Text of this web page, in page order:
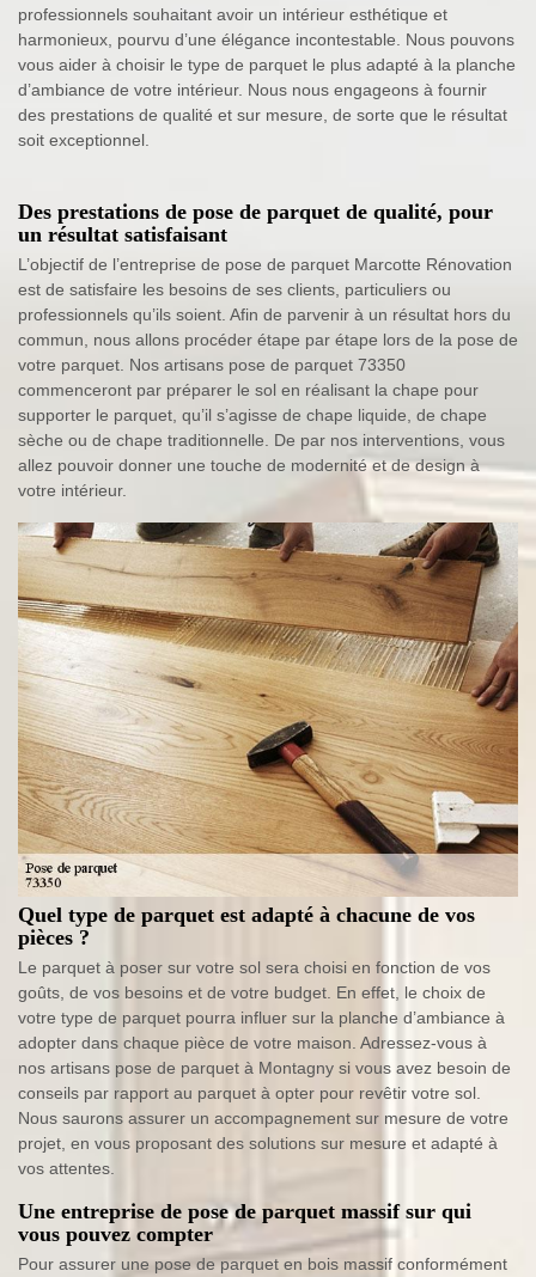
professionnels souhaitant avoir un intérieur esthétique et
harmonieux, pourvu d’une élégance incontestable. Nous pouvons
vous aider à choisir le type de parquet le plus adapté à la planche
d’ambiance de votre intérieur. Nous nous engageons à fournir
des prestations de qualité et sur mesure, de sorte que le résultat
soit exceptionnel.
Des prestations de pose de parquet de qualité, pour
un résultat satisfaisant
L’objectif de l’entreprise de pose de parquet Marcotte Rénovation
est de satisfaire les besoins de ses clients, particuliers ou
professionnels qu’ils soient. Afin de parvenir à un résultat hors du
commun, nous allons procéder étape par étape lors de la pose de
votre parquet. Nos artisans pose de parquet 73350
commenceront par préparer le sol en réalisant la chape pour
supporter le parquet, qu’il s’agisse de chape liquide, de chape
sèche ou de chape traditionnelle. De par nos interventions, vous
allez pouvoir donner une touche de modernité et de design à
votre intérieur.
Quel type de parquet est adapté à chacune de vos
pièces ?
Le parquet à poser sur votre sol sera choisi en fonction de vos
goûts, de vos besoins et de votre budget. En effet, le choix de
votre type de parquet pourra influer sur la planche d’ambiance à
adopter dans chaque pièce de votre maison. Adressez-vous à
nos artisans pose de parquet à Montagny si vous avez besoin de
conseils par rapport au parquet à opter pour revêtir votre sol.
Nous saurons assurer un accompagnement sur mesure de votre
projet, en vous proposant des solutions sur mesure et adapté à
vos attentes.
Une entreprise de pose de parquet massif sur qui
vous pouvez compter
Pour assurer une pose de parquet en bois massif conformément